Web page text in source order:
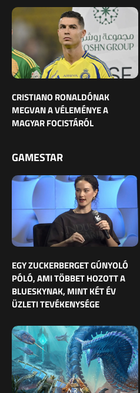
CRISTIANO RONALDÓNAK
MEGVAN A VÉLEMÉNYE A
MAGYAR FOCISTÁRÓL
GAMESTAR
EGY ZUCKERBERGET GÚNYOLÓ
PÓLÓ, AMI TÖBBET HOZOTT A
BLUESKYNAK, MINT KÉT ÉV
ÜZLETI TEVÉKENYSÉGE